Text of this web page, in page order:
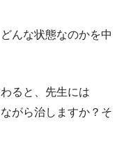
んな状態なのかを中
ると、先生には
がら治しますか？そ